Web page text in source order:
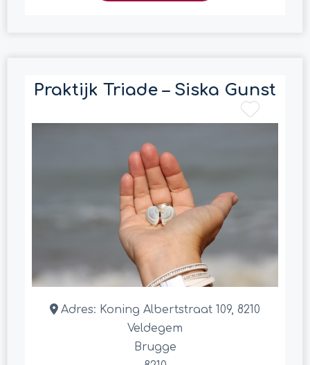
Praktijk Triade – Siska Gunst
Adres: Koning Albertstraat 109, 8210
Veldegem
Brugge